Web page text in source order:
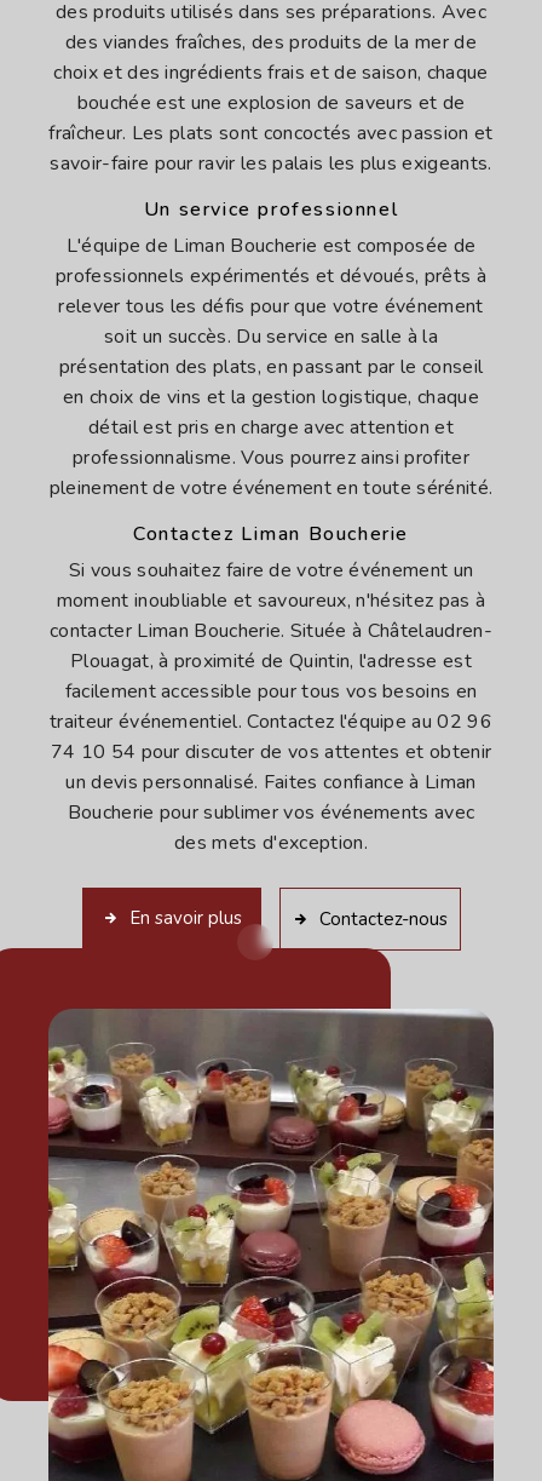
des produits utilisés dans ses préparations. Avec
des viandes fraîches, des produits de la mer de
choix et des ingrédients frais et de saison, chaque
bouchée est une explosion de saveurs et de
fraîcheur. Les plats sont concoctés avec passion et
savoir-faire pour ravir les palais les plus exigeants.
Un service professionnel
L'équipe de Liman Boucherie est composée de
professionnels expérimentés et dévoués, prêts à
relever tous les défis pour que votre événement
soit un succès. Du service en salle à la
présentation des plats, en passant par le conseil
en choix de vins et la gestion logistique, chaque
détail est pris en charge avec attention et
professionnalisme. Vous pourrez ainsi profiter
pleinement de votre événement en toute sérénité.
Contactez Liman Boucherie
Si vous souhaitez faire de votre événement un
moment inoubliable et savoureux, n'hésitez pas à
contacter Liman Boucherie. Située à Châtelaudren-
Plouagat, à proximité de Quintin, l'adresse est
facilement accessible pour tous vos besoins en
traiteur événementiel. Contactez l'équipe au 02 96
74 10 54 pour discuter de vos attentes et obtenir
un devis personnalisé. Faites confiance à Liman
Boucherie pour sublimer vos événements avec
des mets d'exception.
En savoir plus Contactez-nous